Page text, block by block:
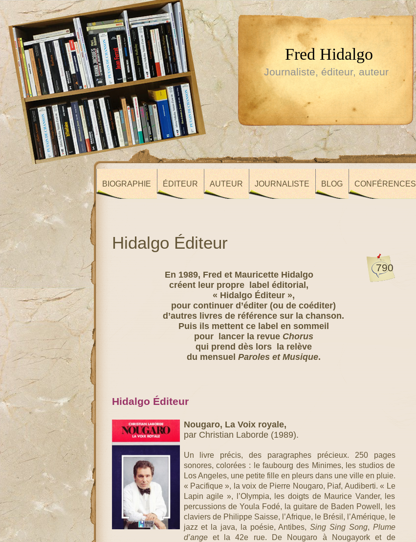
Fred Hidalgo
Journaliste, éditeur, auteur
BIOGRAPHIE ÉDITEUR AUTEUR JOURNALISTE BLOG CONFÉRENCES
Hidalgo Éditeur
790
En 1989, Fred et Mauricette Hidalgo
créent leur propre label éditorial,
« Hidalgo Éditeur »,
pour continuer d’éditer (ou de coéditer)
d’autres livres de référence sur la chanson.
Puis ils mettent ce label en sommeil
pour lancer la revue Chorus
qui prend dès lors la relève
du mensuel Paroles et Musique.
Hidalgo Éditeur
Nougaro, La Voix royale,
par Christian Laborde (1989).
Un livre précis, des paragraphes précieux. 250 pages
sonores, colorées : le faubourg des Minimes, les studios de
Los Angeles, une petite fille en pleurs dans une ville en pluie.
« Pacifique », la voix de Pierre Nougaro, Piaf, Audiberti. « Le
Lapin agile », l’Olympia, les doigts de Maurice Vander, les
percussions de Youla Fodé, la guitare de Baden Powell, les
claviers de Philippe Saisse, l’Afrique, le Brésil, l’Amérique, le
jazz et la java, la poésie, Antibes,Sing Sing Song, Plume
d’angeet la 42e rue. De Nougaro à Nougayork et de